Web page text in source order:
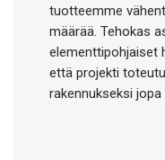
tuotteemme
määrää. Tehokas
elementtipohjaiset
että projekti
rakennukseksi